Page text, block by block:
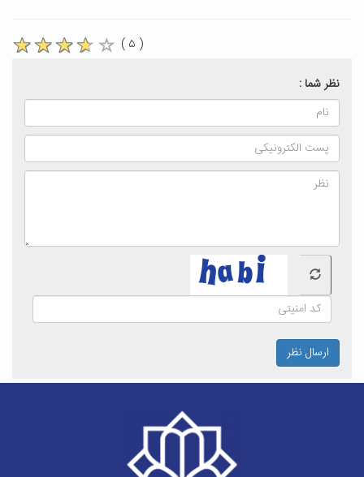
( ۵ )
نظر شما :
ارسال نظر